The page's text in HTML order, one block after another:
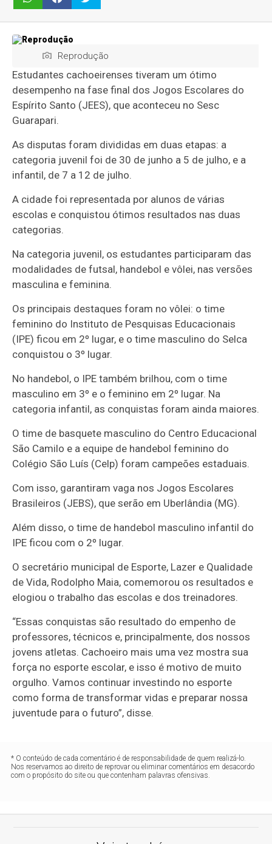
Reprodução
Estudantes cachoeirenses tiveram um ótimo
desempenho na fase final dos Jogos Escolares do
Espírito Santo (JEES), que aconteceu no Sesc
Guarapari.
As disputas foram divididas em duas etapas: a
categoria juvenil foi de 30 de junho a 5 de julho, e a
infantil, de 7 a 12 de julho.
A cidade foi representada por alunos de várias
escolas e conquistou ótimos resultados nas duas
categorias.
Na categoria juvenil, os estudantes participaram das
modalidades de futsal, handebol e vôlei, nas versões
masculina e feminina.
Os principais destaques foram no vôlei: o time
feminino do Instituto de Pesquisas Educacionais
(IPE) ficou em 2º lugar, e o time masculino do Selca
conquistou o 3º lugar.
No handebol, o IPE também brilhou, com o time
masculino em 3º e o feminino em 2º lugar. Na
categoria infantil, as conquistas foram ainda maiores.
O time de basquete masculino do Centro Educacional
São Camilo e a equipe de handebol feminino do
Colégio São Luís (Celp) foram campeões estaduais.
Com isso, garantiram vaga nos Jogos Escolares
Brasileiros (JEBS), que serão em Uberlândia (MG).
Além disso, o time de handebol masculino infantil do
IPE ficou com o 2º lugar.
O secretário municipal de Esporte, Lazer e Qualidade
de Vida, Rodolpho Maia, comemorou os resultados e
elogiou o trabalho das escolas e dos treinadores.
“Essas conquistas são resultado do empenho de
professores, técnicos e, principalmente, dos nossos
jovens atletas. Cachoeiro mais uma vez mostra sua
força no esporte escolar, e isso é motivo de muito
orgulho. Vamos continuar investindo no esporte
como forma de transformar vidas e preparar nossa
juventude para o futuro”, disse.
* O conteúdo de cada comentário é de responsabilidade de quem realizá-lo.
Nos reservamos ao direito de reprovar ou eliminar comentários em desacordo
com o propósito do site ou que contenham palavras ofensivas.